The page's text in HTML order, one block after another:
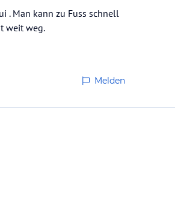
. Man kann zu Fuss schnell
weit weg.
Melden